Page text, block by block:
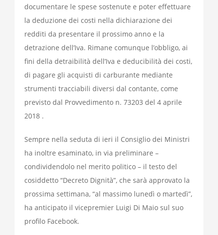
documentare le spese sostenute e poter effettuare
la deduzione dei costi nella dichiarazione dei
redditi da presentare il prossimo anno e la
detrazione dell’Iva. Rimane comunque l’obbligo, ai
fini della detraibilità dell’Iva e deducibilità dei costi,
di pagare gli acquisti di carburante mediante
strumenti tracciabili diversi dal contante, come
previsto dal Provvedimento n. 73203 del 4 aprile
2018 .
Sempre nella seduta di ieri il Consiglio dei Ministri
ha inoltre esaminato, in via preliminare –
condividendolo nel merito politico – il testo del
cosiddetto “Decreto Dignità”, che sarà approvato la
prossima settimana, “al massimo lunedì o martedì”,
ha anticipato il vicepremier Luigi Di Maio sul suo
profilo Facebook.